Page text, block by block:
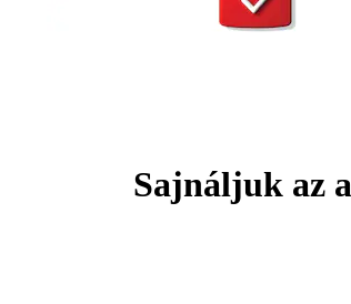
Sajnáljuk az